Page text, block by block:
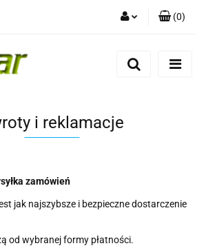
(0)
i reklamacje
zamówień
jak najszybsze i bezpieczne dostarczenie
od wybranej formy płatności.